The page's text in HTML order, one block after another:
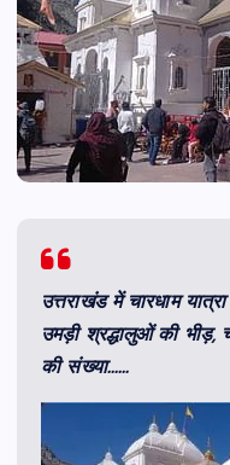
उत्तराखंड में चारधाम
उमड़ी श्रद्धालुओं की भीड़,
की संख्या……